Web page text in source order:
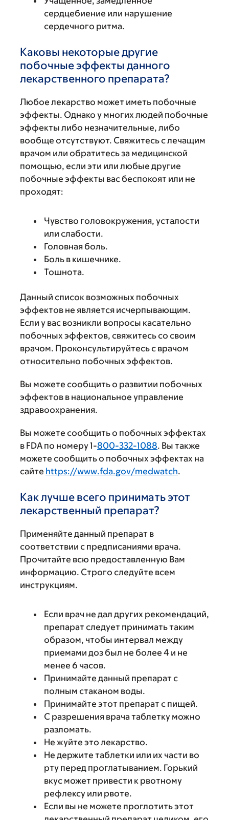
сердцебиение или нарушение
сердечного ритма.
Каковы некоторые другие
побочные эффекты данного
лекарственного препарата?
Любое лекарство может иметь побочные
эффекты. Однако у многих людей побочные
эффекты либо незначительные, либо
вообще отсутствуют. Свяжитесь с лечащим
врачом или обратитесь за медицинской
помощью, если эти или любые другие
побочные эффекты вас беспокоят или не
проходят:
Чувство головокружения, усталости
или слабости.
Головная боль.
Боль в кишечнике.
Тошнота.
Данный список возможных побочных
эффектов не является исчерпывающим.
Если у вас возникли вопросы касательно
побочных эффектов, свяжитесь со своим
врачом. Проконсультируйтесь с врачом
относительно побочных эффектов.
Вы можете сообщить о развитии побочных
эффектов в национальное управление
здравоохранения.
Вы можете сообщить о побочных эффектах
в FDA по номеру 1-800-332-1088. Вы также
можете сообщить о побочных эффектах на
сайте https://www.fda.gov/medwatch.
Как лучше всего принимать этот
лекарственный препарат?
Применяйте данный препарат в
соответствии с предписаниями врача.
Прочитайте всю предоставленную Вам
информацию. Строго следуйте всем
инструкциям.
Если врач не дал других рекомендаций,
препарат следует принимать таким
образом, чтобы интервал между
приемами доз был не более 4 и не
менее 6 часов.
Принимайте данный препарат с
полным стаканом воды.
Принимайте этот препарат с пищей.
С разрешения врача таблетку можно
разломать.
Не жуйте это лекарство.
Не держите таблетки или их части во
рту перед проглатыванием. Горький
вкус может привести к рвотному
рефлексу или рвоте.
Если вы не можете проглотить этот